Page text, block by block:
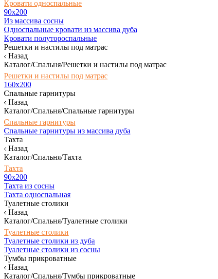
Кровати односпальные
90х200
Из массива сосны
Односпальные кровати из массива дуба
Кровати полутороспальные
Решетки и настилы под матрас
Назад
Каталог/Спальня/Решетки и настилы под матрас
Решетки и настилы под матрас
160х200
Спальные гарнитуры
Назад
Каталог/Спальня/Спальные гарнитуры
Спальные гарнитуры
Спальные гарнитуры из массива дуба
Тахта
Назад
Каталог/Спальня/Тахта
Тахта
90х200
Тахта из сосны
Тахта односпальная
Туалетные столики
Назад
Каталог/Спальня/Туалетные столики
Туалетные столики
Туалетные столики из дуба
Туалетные столики из сосны
Тумбы прикроватные
Назад
Каталог/Спальня/Тумбы прикроватные